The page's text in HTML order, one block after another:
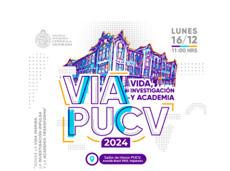
Académicos
Funcionarios
Alumni
English